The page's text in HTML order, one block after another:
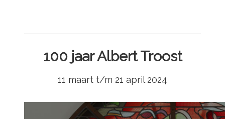
100 jaar Albert Troost
11 maart t/m 21 april 2024